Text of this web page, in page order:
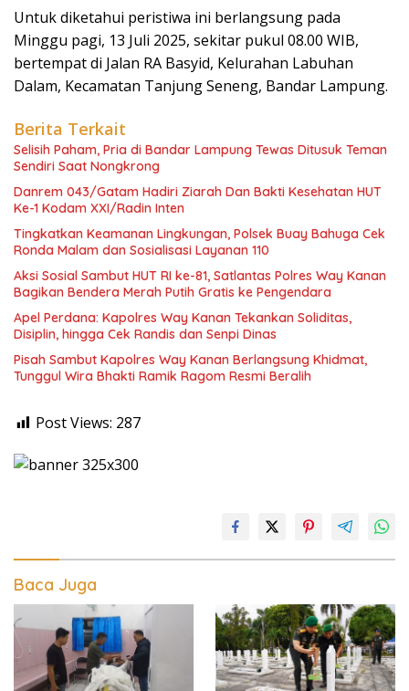
Untuk diketahui peristiwa ini berlangsung pada
Minggu pagi, 13 Juli 2025, sekitar pukul 08.00 WIB,
bertempat di Jalan RA Basyid, Kelurahan Labuhan
Dalam, Kecamatan Tanjung Seneng, Bandar Lampung.
Berita Terkait
Selisih Paham, Pria di Bandar Lampung Tewas Ditusuk Teman
Sendiri Saat Nongkrong
Danrem 043/Gatam Hadiri Ziarah Dan Bakti Kesehatan HUT
Ke-1 Kodam XXI/Radin Inten
Tingkatkan Keamanan Lingkungan, Polsek Buay Bahuga Cek
Ronda Malam dan Sosialisasi Layanan 110
Aksi Sosial Sambut HUT RI ke-81, Satlantas Polres Way Kanan
Bagikan Bendera Merah Putih Gratis ke Pengendara
Apel Perdana: Kapolres Way Kanan Tekankan Soliditas,
Disiplin, hingga Cek Randis dan Senpi Dinas
Pisah Sambut Kapolres Way Kanan Berlangsung Khidmat,
Tunggul Wira Bhakti Ramik Ragom Resmi Beralih
Post Views: 287
Baca Juga